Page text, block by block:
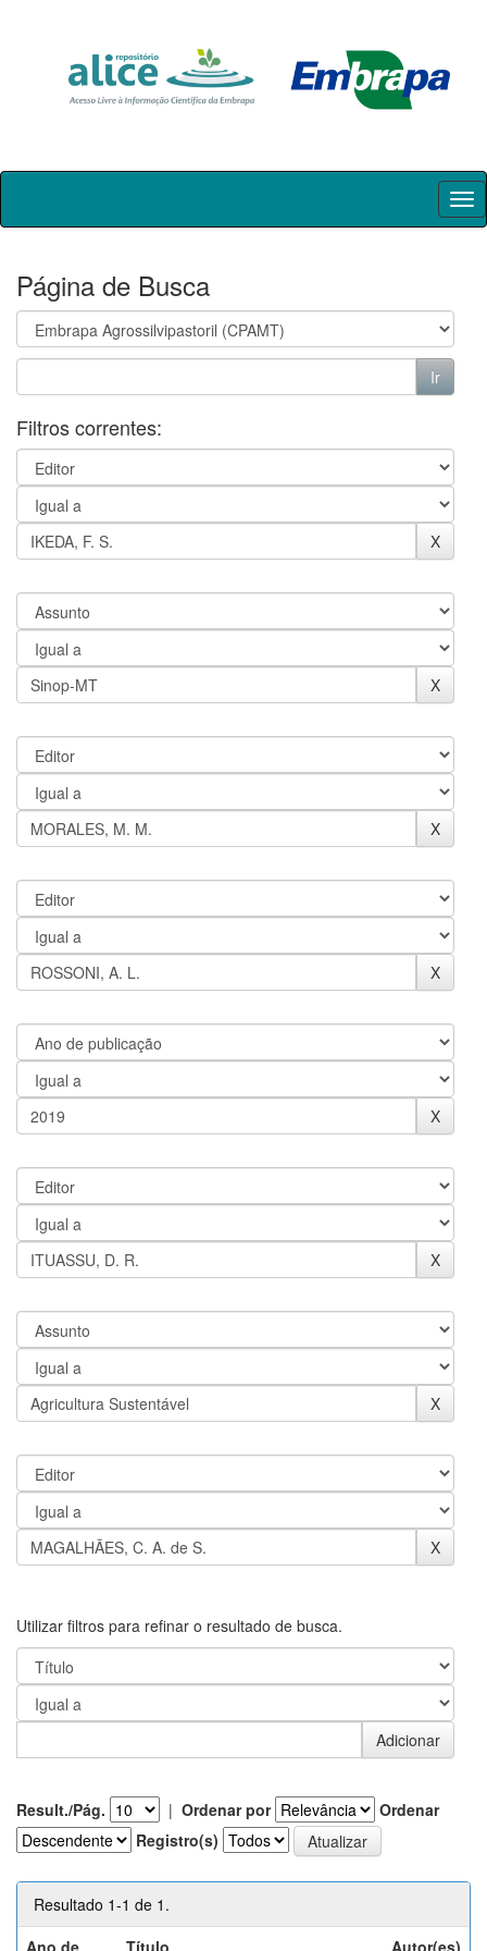
Skip
Página de Busca
Filtros correntes:
Utilizar filtros para refinar o resultado de busca.
Result./Pág. | Ordenar por
Ordenar
Registro(s)
Resultado 1-1 de 1.
Ano de
Título Autor(es)